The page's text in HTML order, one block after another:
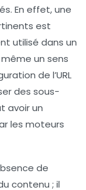
En effet, une
est
utilisé dans un
un sens
de l’URL
des sous-
avoir un
les moteurs
de
contenu ; il